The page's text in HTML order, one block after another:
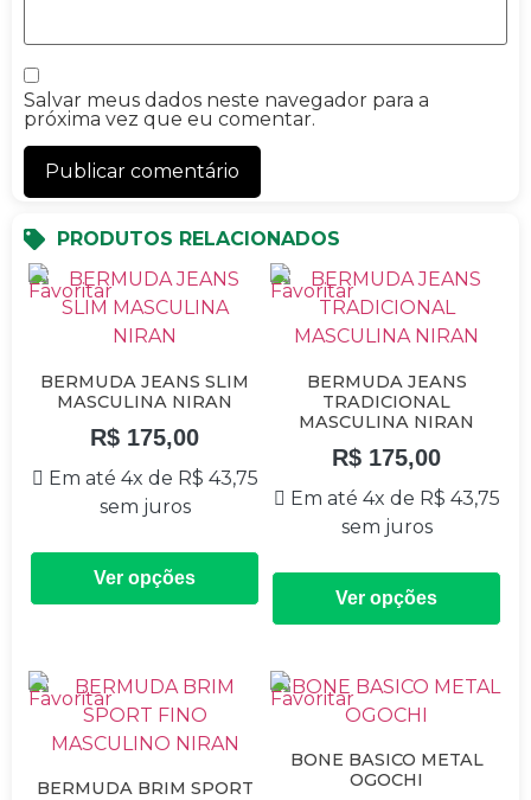
Salvar meus dados neste navegador para a
próxima vez que eu comentar.
PRODUTOS RELACIONADOS
BERMUDA JEANS SLIM
MASCULINA NIRAN
R$ 175,00
Em até 4x de R$ 43,75
sem juros
Ver opções
BERMUDA JEANS
TRADICIONAL
MASCULINA NIRAN
R$ 175,00
Em até 4x de R$ 43,75
sem juros
Ver opções
BERMUDA BRIM SPORT
BONE BASICO METAL
OGOCHI